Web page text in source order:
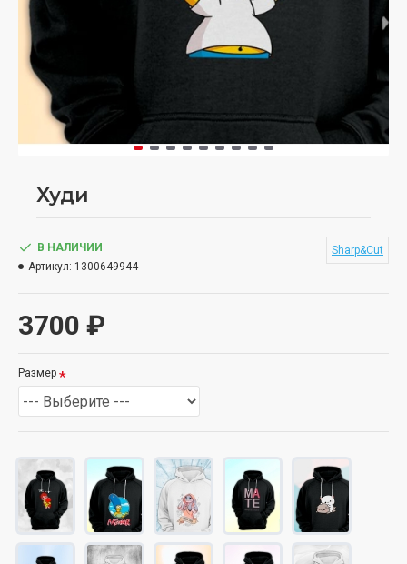
Худи
3700 ₽
В НАЛИЧИИ
Артикул: 1300649944
Sharp&Cut
Размер